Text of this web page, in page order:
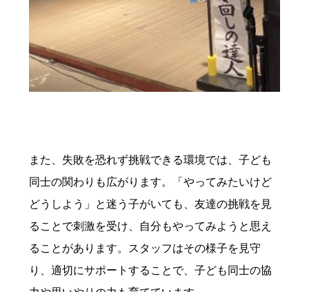
また、失敗を恐れず挑戦できる環境では、子ども
同士の関わりも広がります。「やってみたいけど
どうしよう」と迷う子がいても、友達の挑戦を見
ることで刺激を受け、自分もやってみようと思え
ることがあります。スタッフはその様子を見守
り、適切にサポートすることで、子ども同士の協